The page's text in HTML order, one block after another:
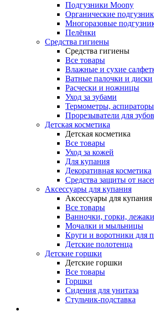
Подгузники Moony
Органические
Многоразовые
Пелёнки
Средства гигиены
Средства гигиены
Все товары
Влажные и сухие
Ватные палочки и диски
Расчески и ножницы
Уход за зубами
Термометры, аспираторы
Прорезыватели для зубов
Детская косметика
Детская косметика
Все товары
Уход за кожей
Для купания
Декоративная косметика
Средства защиты от
Аксессуары для купания
Аксессуары для купания
Все товары
Ванночки, горки, лежаки
Мочалки и мыльницы
Круги и воротники для
Детские полотенца
Детские горшки
Детские горшки
Все товары
Горшки
Сидения для унитаза
Стульчик-подставка